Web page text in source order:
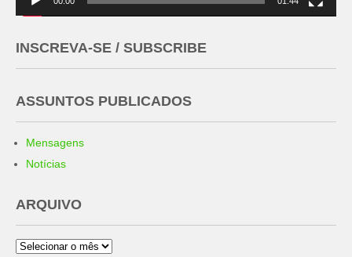
INSCREVA-SE / SUBSCRIBE
ASSUNTOS PUBLICADOS
Mensagens
Notícias
ARQUIVO
Arquivo